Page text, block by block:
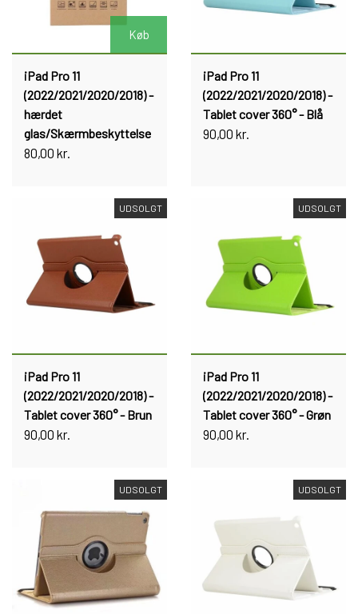
Køb
iPad Pro 11
(2022/2021/2020/2018) -
hærdet
glas/Skærmbeskyttelse
80,00 kr.
iPad Pro 11
(2022/2021/2020/2018) -
Tablet cover 360° - Blå
90,00 kr.
UDSOLGT
iPad Pro 11
(2022/2021/2020/2018) -
Tablet cover 360° - Brun
90,00 kr.
UDSOLGT
iPad Pro 11
(2022/2021/2020/2018) -
Tablet cover 360° - Grøn
90,00 kr.
UDSOLGT UDSOLGT